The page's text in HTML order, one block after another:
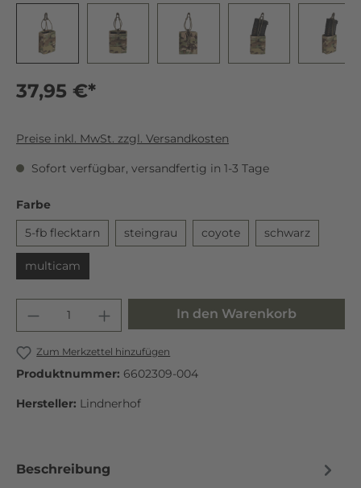
37,95 €*
Preise inkl. MwSt. zzgl. Versandkosten
Sofort verfügbar, versandfertig in 1-3 Tage
Farbe
5-fb flecktarn
steingrau coyote schwarz
multicam
In den Warenkorb
Zum Merkzettel hinzufügen
Produktnummer: 6602309-004
Hersteller: Lindnerhof
Beschreibung